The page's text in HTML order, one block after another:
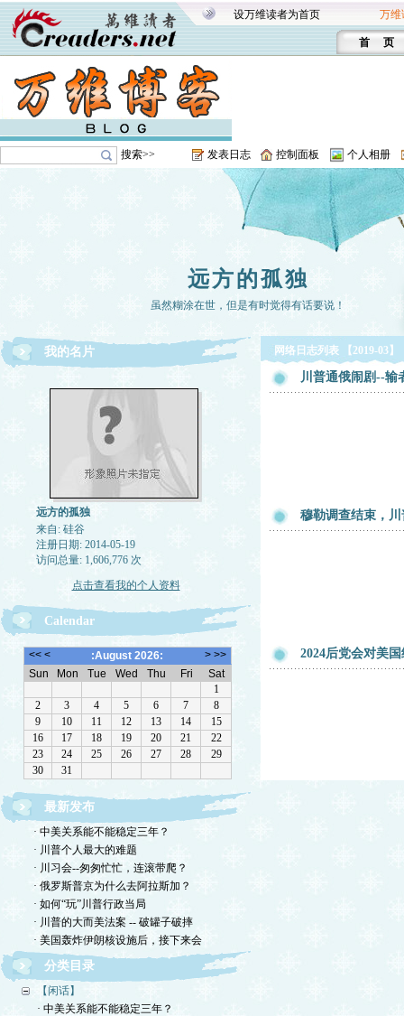
设万维读者为首页 万维
首 页
搜索>> 发表日志 控制面板 个人相册
远方的孤独
虽然糊涂在世，但是有时觉得有话要说！
我的名片
远方的孤独
来自: 硅谷
注册日期: 2014-05-19
访问总量: 1,606,776 次
点击查看我的个人资料
Calendar
最新发布
· 中美关系能不能稳定三年？
· 川普个人最大的难题
· 川习会--匆匆忙忙，连滚带爬？
· 俄罗斯普京为什么去阿拉斯加？
· 如何“玩”川普行政当局
· 川普的大而美法案 -- 破罐子破摔
· 美国轰炸伊朗核设施后，接下来会
分类目录
【闲话】
· 中美关系能不能稳定三年？
网络日志列表 【2019-03】
川普通俄闹剧--输
穆勒调查结束，
2024后党会对美